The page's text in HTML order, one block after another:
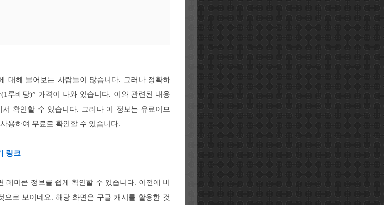
대해 물어보는 사람들이 많습니다. 그러나 정확하
루베당)” 가격이 나와 있습니다. 이와 관련된 내용
서 확인할 수 있습니다. 그러나 이 정보는 유료이므
용하여 무료로 확인할 수 있습니다.
링크
레미콘 정보를 쉽게 확인할 수 있습니다. 이전에 비
으로 보이네요. 해당 화면은 구글 캐시를 활용한 것